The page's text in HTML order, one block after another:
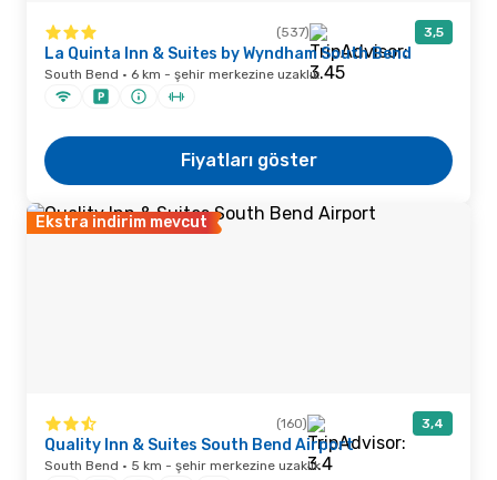
(537) 3,5
La Quinta Inn & Suites by Wyndham South Bend
South Bend · 6 km - şehir merkezine uzaklık
Fiyatları göster
Ekstra indirim mevcut
(160) 3,4
Quality Inn & Suites South Bend Airport
South Bend · 5 km - şehir merkezine uzaklık